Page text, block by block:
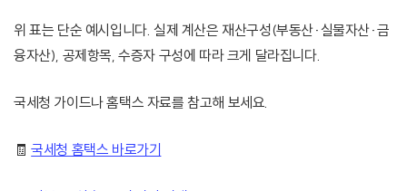
위 표는 단순 예시입니다. 실제 계산은 재산구성(부동산·실물자산·금
융자산), 공제항목, 수증자 구성에 따라 크게 달라집니다.
국세청 가이드나 홈택스 자료를 참고해 보세요.
🧾국세청 홈택스 바로가기